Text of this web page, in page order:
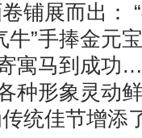
铺展而出：
牛”手捧金元
寓马到成
种形象灵动
统佳节增添